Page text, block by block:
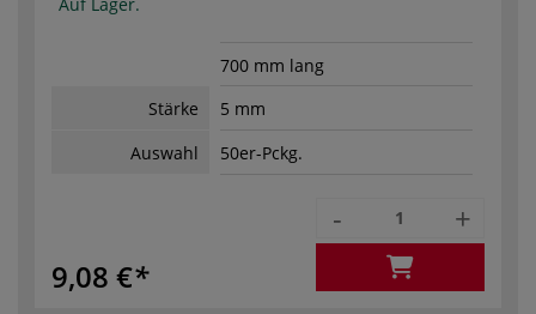
700 mm lang
Stärke
5 mm
Auswahl
50er-Pckg.
9,08 €
- +